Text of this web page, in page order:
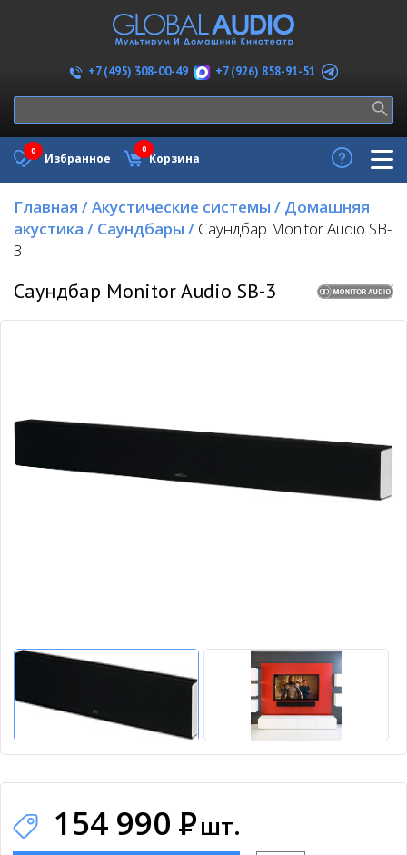
+7 (495) 308-00-49 +7 (926) 858-91-51
Избранное
0
Корзина
0
Главная /Акустические системы / Домашняя
акустика / Саундбары / Саундбар Monitor Audio SB-
3
Саундбар Monitor Audio SB-3
154 990 Ршт.